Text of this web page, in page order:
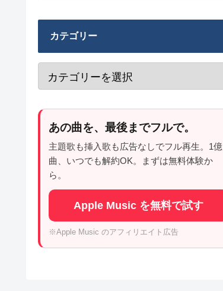
カテゴリー
あの曲を、最後までフルで。
主題歌も挿入歌も広告なしでフル再生。1億
曲、いつでも解約OK。まずは無料体験か
ら。
Apple Music を無料で試す
※Apple Music のアフィリエイト広告